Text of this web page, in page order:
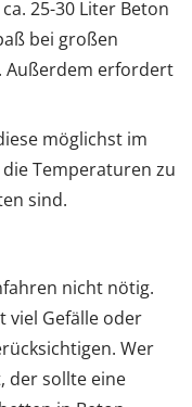
25-30 Liter Beton
bei großen
Außerdem erfordert
möglichst im
Temperaturen zu
sind.
nicht nötig.
viel Gefälle oder
Wer
der sollte eine